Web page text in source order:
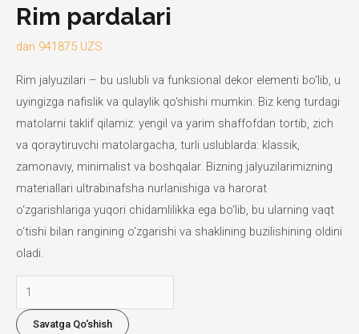
Rim pardalari
dan 941875 UZS
Rim jalyuzilari – bu uslubli va funksional dekor elementi bo‘lib, u
uyingizga nafislik va qulaylik qo‘shishi mumkin. Biz keng turdagi
matolarni taklif qilamiz: yengil va yarim shaffofdan tortib, zich
va qoraytiruvchi matolargacha, turli uslublarda: klassik,
zamonaviy, minimalist va boshqalar. Bizning jalyuzilarimizning
materiallari ultrabinafsha nurlanishiga va harorat
o‘zgarishlariga yuqori chidamlilikka ega bo‘lib, bu ularning vaqt
o‘tishi bilan rangining o‘zgarishi va shaklining buzilishining oldini
oladi.
Rim
pardalari
miqdori
Savatga Qo‘shish